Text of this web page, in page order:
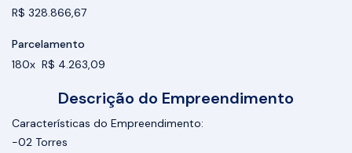
R$ 328.866,67
Parcelamento
180x R$ 4.263,09
Descrição do Empreendimento
Características do Empreendimento:
-02 Torres